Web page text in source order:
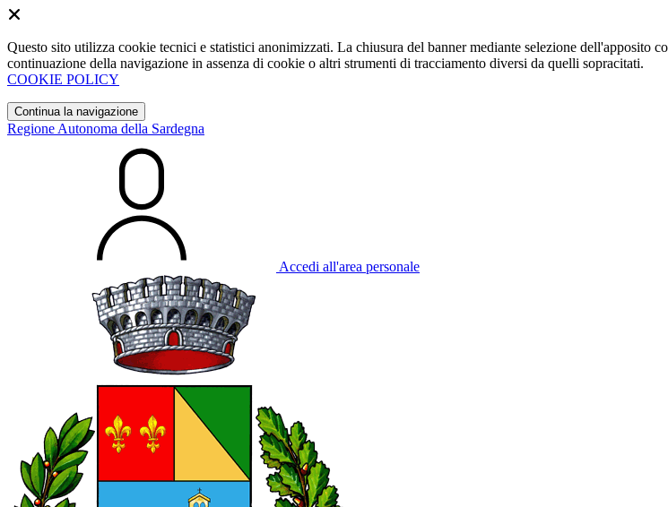
Questo sito utilizza cookie tecnici e statistici anonimizzati. La chiusura del banner mediante selezione
continuazione della navigazione in assenza di cookie o altri strumenti di tracciamento diversi da quelli sopracitati.
COOKIE POLICY
Continua la navigazione
Regione Autonoma della Sardegna
Accedi all'area personale